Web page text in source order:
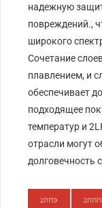
надежную
повреждений.,
широкого
Сочетание
плавлением, и
обеспечивает
подходящее
температур и
отрасли могут
долговечность
2ЛПЭ 2ЛПП